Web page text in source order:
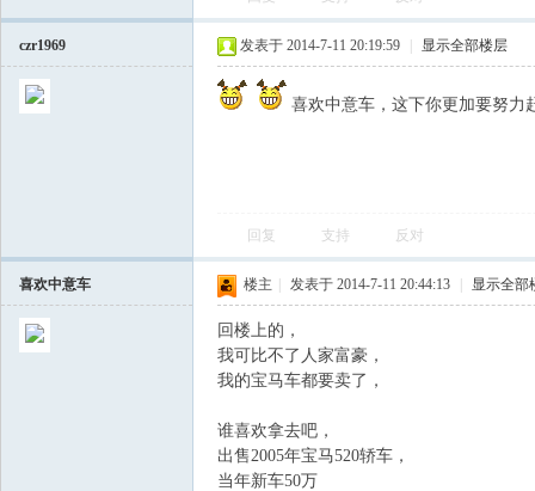
czr1969 发表于 2014-7-11 20:19:59 显示全部楼层
喜欢中意车，这下你更加要努力
回复 支持 反对
喜欢中意车 楼主 发表于 2014-7-11 20:44:13 显示全部
回楼上的，
我可比不了人家富豪，
我的宝马车都要卖了，
谁喜欢拿去吧，
出售2005年宝马520轿车，
当年新车50万